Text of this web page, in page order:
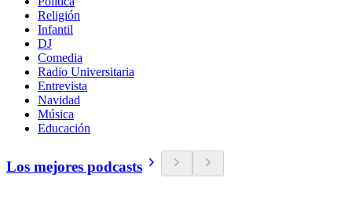
Religión
Infantil
DJ
Comedia
Radio Universitaria
Entrevista
Navidad
Música
Educación
Los mejores podcasts